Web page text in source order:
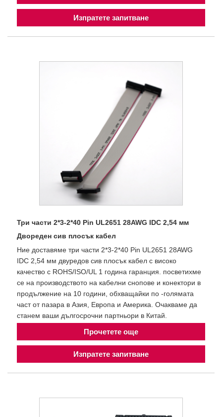
Изпратете запитване
Три части 2*3-2*40 Pin UL2651 28AWG IDC 2,54 мм
Двореден сив плосък кабел
Ние доставяме три части 2*3-2*40 Pin UL2651 28AWG
IDC 2,54 мм двуредов сив плосък кабел с високо
качество с ROHS/ISO/UL 1 година гаранция. посветихме
се на производството на кабелни снопове и конектори в
продължение на 10 години, обхващайки по -голямата
част от пазара в Азия, Европа и Америка. Очакваме да
станем ваши дългосрочни партньори в Китай.
Прочетете още
Изпратете запитване